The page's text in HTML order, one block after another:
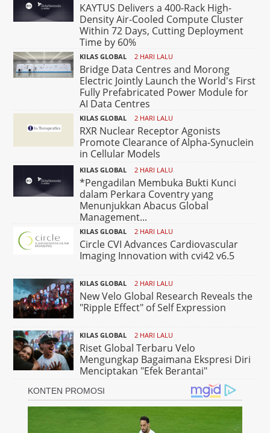
KAYTUS Delivers a 400-Rack High-
Density Air-Cooled Compute Cluster
Within 72 Days, Cutting Deployment
Time by 60%
KILAS GLOBAL 2 HARI LALU
Bridge Data Centres and Morong
Electric Jointly Launch the World's First
Fully Prefabricated Power Module for
AI Data Centres
KILAS GLOBAL 2 HARI LALU
RXR Nuclear Receptor Agonists
Promote Clearance of Alpha-Synuclein
in Cellular Models
KILAS GLOBAL 2 HARI LALU
*Pengadilan Membuka Bukti Kunci
dalam Perkara Coventry yang
Menunjukkan Abacus Global
Management...
KILAS GLOBAL 2 HARI LALU
Circle CVI Advances Cardiovascular
Imaging Innovation with cvi42 v6.5
KILAS GLOBAL 2 HARI LALU
New Velo Global Research Reveals the
"Ripple Effect" of Self Expression
KILAS GLOBAL 2 HARI LALU
Riset Global Terbaru Velo
Mengungkap Bagaimana Ekspresi Diri
Menciptakan "Efek Berantai"